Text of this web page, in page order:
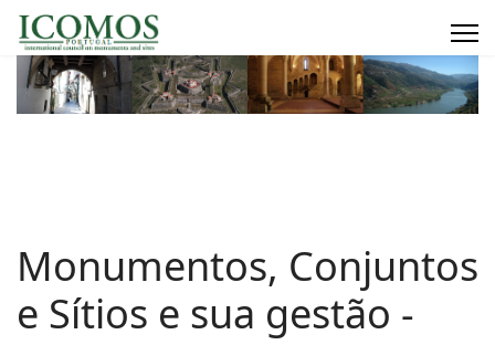
Monumentos, Conjuntos
e Sítios e sua gestão -